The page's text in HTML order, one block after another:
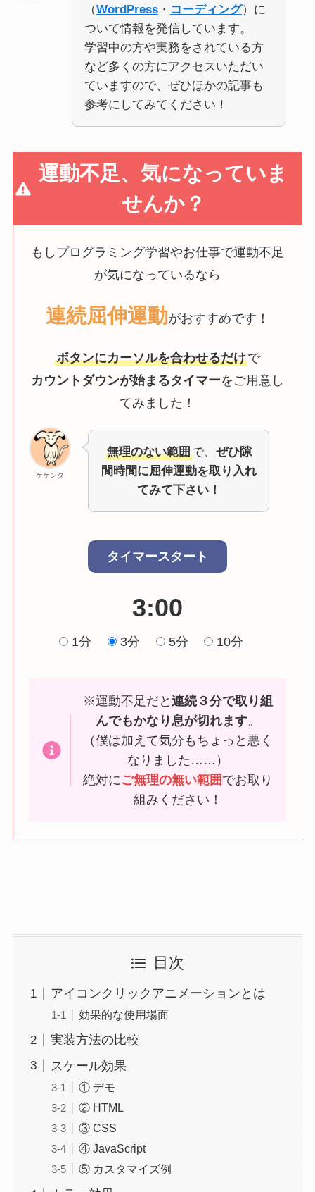
（WordPress・ コーディング）に
ついて情報を発信しています。
学習中の方や実務をされている方
など多くの方にアクセスいただい
ていますので、ぜひほかの記事も
参考にしてみてください！
運動不足、気になっていま
せんか？
もしプログラミング学習やお仕事で運動不足
が気になっているなら
連続屈伸運動がおすすめです！
ボタンにカーソルを合わせるだけで
カウントダウンが始まるタイマーをご用意し
てみました！
ケケンタ
無理のない範囲で、 ぜひ隙
間時間に屈伸運動を取り入れ
てみて下さい！
タイマースタート
3:00
1分 3分 5分 10分
※運動不足だと連続３分で取り組
んでもかなり息が切れます。
（僕は加えて気分もちょっと悪く
なりました……）
絶対にご無理の無い範囲 でお取り
組みください！
目次
アイコンクリックアニメーションとは
効果的な使用場面
実装方法の比較
スケール効果
① デモ
② HTML
③ CSS
④ JavaScript
⑤ カスタマイズ例